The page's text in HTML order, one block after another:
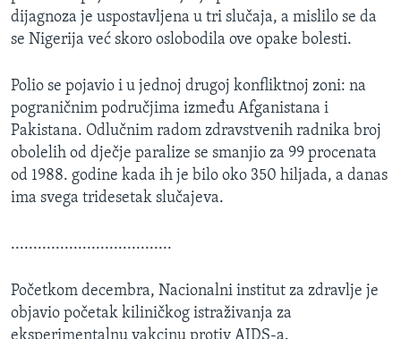
dijagnoza je uspostavljena u tri slučaja, a mislilo se da
se Nigerija već skoro oslobodila ove opake bolesti.
Polio se pojavio i u jednoj drugoj konfliktnoj zoni: na
pograničnim područjima između Afganistana i
Pakistana. Odlučnim radom zdravstvenih radnika broj
obolelih od dječje paralize se smanjio za 99 procenata
od 1988. godine kada ih je bilo oko 350 hiljada, a danas
ima svega tridesetak slučajeva.
....................................
Početkom decembra, Nacionalni institut za zdravlje je
objavio početak kiliničkog istraživanja za
eksperimentalnu vakcinu protiv AIDS-a.